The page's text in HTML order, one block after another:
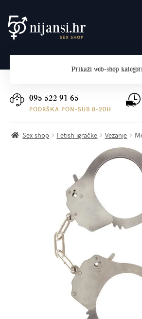
Preskoči
na
Skoči
do
Plaćanje i dostava
Prikaži web-shop
095 522 91 65
PODRŠKA PON-SUB 8-20H
Sex shop Fetish igračke Vezanje